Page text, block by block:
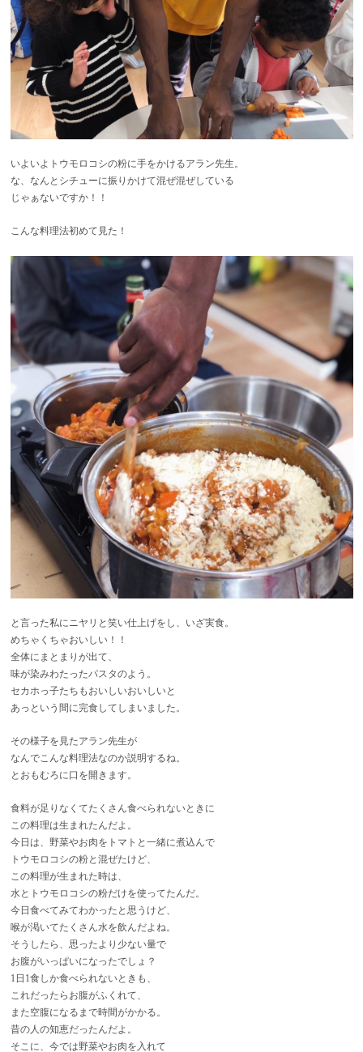
いよいよトウモロコシの粉に手をかけるアラン先生。
な、なんとシチューに振りかけて混ぜ混ぜしている
じゃぁないですか！！
こんな料理法初めて見た！
と言った私にニヤリと笑い仕上げをし、いざ実食。
めちゃくちゃおいしい！！
全体にまとまりが出て、
味が染みわたったパスタのよう。
セカホっ子たちもおいしいおいしいと
あっという間に完食してしまいました。
その様子を見たアラン先生が
なんでこんな料理法なのか説明するね。
とおもむろに口を開きます。
食料が足りなくてたくさん食べられないときに
この料理は生まれたんだよ。
今日は、野菜やお肉をトマトと一緒に煮込んで
トウモロコシの粉と混ぜたけど、
この料理が生まれた時は、
水とトウモロコシの粉だけを使ってたんだ。
今日食べてみてわかったと思うけど、
喉が渇いてたくさん水を飲んだよね。
そうしたら、思ったより少ない量で
お腹がいっぱいになったでしょ？
1日1食しか食べられないときも、
これだったらお腹がふくれて、
また空腹になるまで時間がかかる。
昔の人の知恵だったんだよ。
そこに、今では野菜やお肉を入れて